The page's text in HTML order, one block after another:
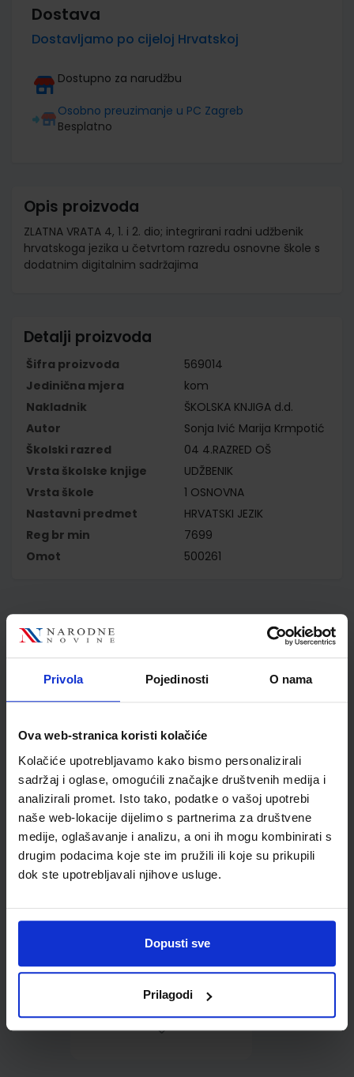
Privola Pojedinosti O nama
Ova web-stranica koristi kolačiće
Kolačiće upotrebljavamo kako bismo personalizirali
sadržaj i oglase, omogućili značajke društvenih medija i
analizirali promet. Isto tako, podatke o vašoj upotrebi
naše web-lokacije dijelimo s partnerima za društvene
medije, oglašavanje i analizu, a oni ih mogu kombinirati s
drugim podacima koje ste im pružili ili koje su prikupili
dok ste upotrebljavali njihove usluge.
Dopusti sve
Prilagodi
Dostava
Dostavljamo po cijeloj Hrvatskoj
Dostupno za narudžbu
Osobno preuzimanje u PC Zagreb
Besplatno
Opis proizvoda
ZLATNA VRATA 4, 1. i 2. dio; integrirani radni udžbenik
hrvatskoga jezika u četvrtom razredu osnovne škole s
dodatnim digitalnim sadržajima
Detalji proizvoda
Šifra proizvoda
569014
Jedinična mjera
kom
Nakladnik
ŠKOLSKA KNJIGA d.d.
Autor
Sonja Ivić Marija Krmpotić
Školski razred
04 4.RAZRED OŠ
Vrsta školske knjige
UDŽBENIK
Vrsta škole
1 OSNOVNA
Nastavni predmet
HRVATSKI JEZIK
Reg br min
7699
Omot
500261
Kupci najčešće biraju..
Omot PVC za školske
udžbenike; dimenzije
421x277; tip 261
0,85 €